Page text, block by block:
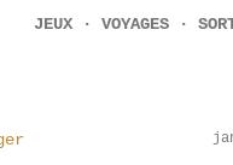
JEUX VOYAGES